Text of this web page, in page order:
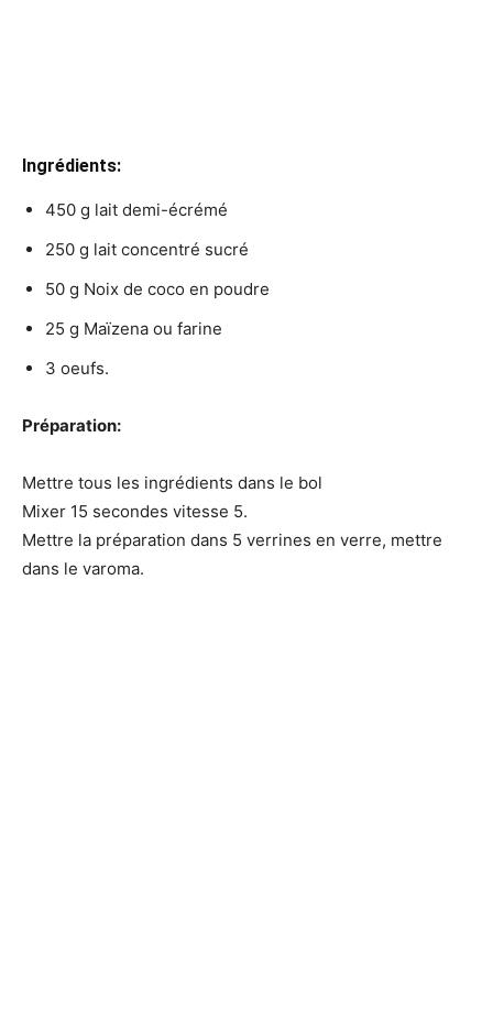
Ingrédients:
450 g lait demi-écrémé
250 g lait concentré sucré
50 g Noix de coco en poudre
25 g Maïzena ou farine
3 oeufs.
Préparation:
Mettre tous les ingrédients dans le bol
Mixer 15 secondes vitesse 5.
Mettre la préparation dans 5 verrines en verre, mettre
dans le varoma.